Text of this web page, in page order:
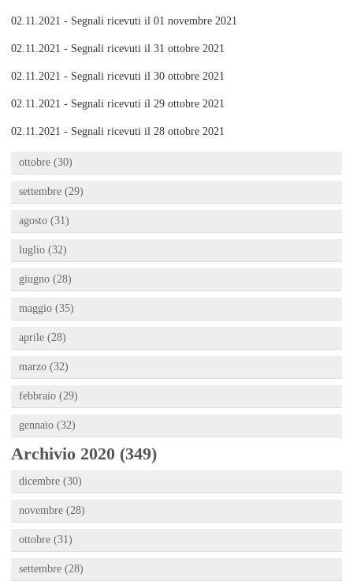
02.11.2021 - Segnali ricevuti il 01 novembre 2021
02.11.2021 - Segnali ricevuti il 31 ottobre 2021
02.11.2021 - Segnali ricevuti il 30 ottobre 2021
02.11.2021 - Segnali ricevuti il 29 ottobre 2021
02.11.2021 - Segnali ricevuti il 28 ottobre 2021
ottobre (30)
settembre (29)
agosto (31)
luglio (32)
giugno (28)
maggio (35)
aprile (28)
marzo (32)
febbraio (29)
gennaio (32)
Archivio 2020 (349)
dicembre (30)
novembre (28)
ottobre (31)
settembre (28)